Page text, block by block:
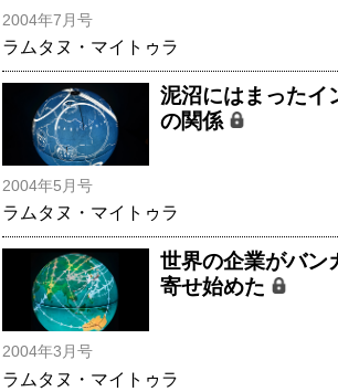
2004年7月号
ラムタヌ・マイトゥラ
泥沼にはまったイ
の関係
2004年5月号
ラムタヌ・マイトゥラ
世界の企業がバン
寄せ始めた
2004年3月号
ラムタヌ・マイトゥラ